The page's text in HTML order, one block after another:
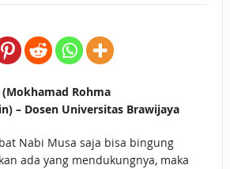
Rohma
– Dosen Universitas Brawijaya
Nabi Musa saja bisa bingung
ada yang mendukungnya, maka